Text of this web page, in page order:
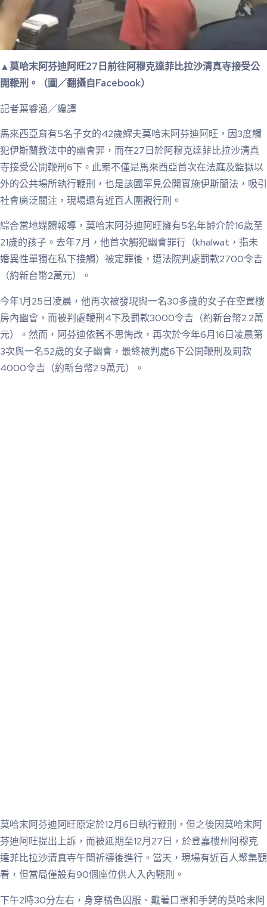
▲莫哈末阿芬迪阿旺27日前往阿穆克達菲比拉沙清真寺接受公
開鞭刑。（圖／翻攝自Facebook）
記者葉睿涵／編譯
馬來西亞育有5名子女的42歲鰥夫莫哈末阿芬迪阿旺，因3度觸
犯伊斯蘭教法中的幽會罪，而在27日於阿穆克達菲比拉沙清真
寺接受公開鞭刑6下。此案不僅是馬來西亞首次在法庭及監獄以
外的公共場所執行鞭刑，也是該國罕見公開實施伊斯蘭法，吸引
社會廣泛關注，現場還有近百人圍觀行刑。
綜合當地媒體報導，莫哈末阿芬迪阿旺擁有5名年齡介於16歲至
21歲的孩子。去年7月，他首次觸犯幽會罪行（khalwat，指未
婚異性單獨在私下接觸）被定罪後，遭法院判處罰款2700令吉
（約新台幣2萬元）。
今年1月25日凌晨，他再次被發現與一名30多歲的女子在空置樓
房內幽會，而被判處鞭刑4下及罰款3000令吉（約新台幣2.2萬
元）。然而，阿芬迪依舊不思悔改，再次於今年6月16日凌晨第
3次與一名52歲的女子幽會，最終被判處6下公開鞭刑及罰款
4000令吉（約新台幣2.9萬元）。
莫哈末阿芬迪阿旺原定於12月6日執行鞭刑，但之後因莫哈末阿
芬迪阿旺提出上訴，而被延期至12月27日，於登嘉樓州阿穆克
達菲比拉沙清真寺午間祈禱後進行。當天，現場有近百人聚集觀
看，但當局僅設有90個座位供人入內觀刑。
下午2時30分左右，身穿橘色囚服、戴著口罩和手銬的莫哈末阿